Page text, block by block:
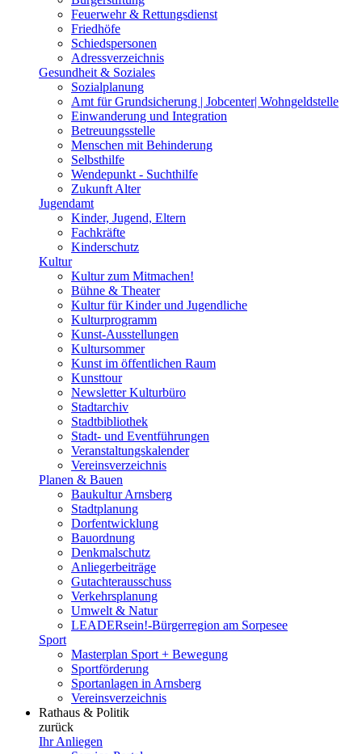
Feuerwehr & Rettungsdienst
Friedhöfe
Schiedspersonen
Adressverzeichnis
Gesundheit & Soziales
Sozialplanung
Amt für Grundsicherung | Jobcenter| Wohngeldstelle
Einwanderung und Integration
Betreuungsstelle
Menschen mit Behinderung
Selbsthilfe
Wendepunkt - Suchthilfe
Zukunft Alter
Jugendamt
Kinder, Jugend, Eltern
Fachkräfte
Kinderschutz
Kultur
Kultur zum Mitmachen!
Bühne & Theater
Kultur für Kinder und Jugendliche
Kulturprogramm
Kunst-Ausstellungen
Kultursommer
Kunst im öffentlichen Raum
Kunsttour
Newsletter Kulturbüro
Stadtarchiv
Stadtbibliothek
Stadt- und Eventführungen
Veranstaltungskalender
Vereinsverzeichnis
Planen & Bauen
Baukultur Arnsberg
Stadtplanung
Dorfentwicklung
Bauordnung
Denkmalschutz
Anliegerbeiträge
Gutachterausschuss
Verkehrsplanung
Umwelt & Natur
LEADERsein!-Bürgerregion am Sorpesee
Sport
Masterplan Sport + Bewegung
Sportförderung
Sportanlagen in Arnsberg
Vereinsverzeichnis
Rathaus & Politik
zurück
Ihr Anliegen